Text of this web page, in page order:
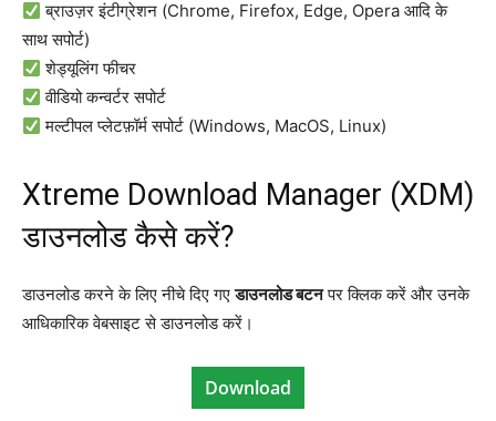
ब्राउज़र इंटीग्रेशन (Chrome, Firefox, Edge, Opera आदि के
साथ सपोर्ट)
शेड्यूलिंग फीचर
वीडियो कन्वर्टर सपोर्ट
मल्टीपल प्लेटफ़ॉर्म सपोर्ट (Windows, MacOS, Linux)
Xtreme Download Manager (XDM)
डाउनलोड कैसे करें?
डाउनलोड करने के लिए नीचे दिए गएडाउनलोड बटनपर क्लिक करें और उनके
आधिकारिक वेबसाइट से डाउनलोड करें।
Download